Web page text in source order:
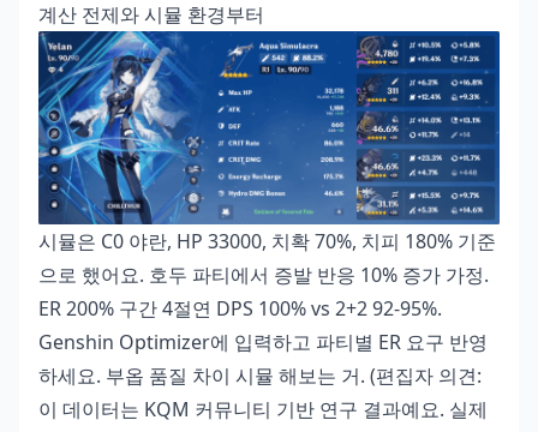
계산 전제와 시뮬 환경부터
시뮬은 C0 야란, HP 33000, 치확 70%, 치피 180% 기준
으로 했어요. 호두 파티에서 증발 반응 10% 증가 가정.
ER 200% 구간 4절연 DPS 100% vs 2+2 92-95%.
Genshin Optimizer에 입력하고 파티별 ER 요구 반영
하세요. 부옵 품질 차이 시뮬 해보는 거. (편집자 의견:
이 데이터는 KQM 커뮤니티 기반 연구 결과예요. 실제